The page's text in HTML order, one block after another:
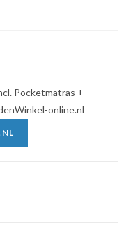
Pocketmatras +
online.nl